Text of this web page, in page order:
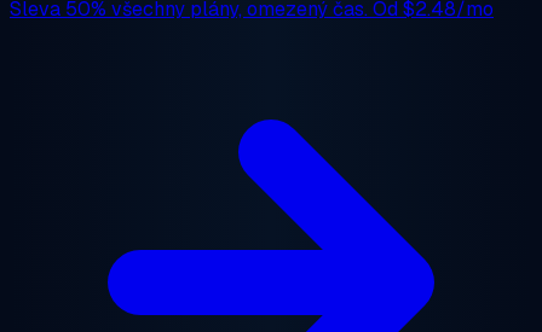
Sleva 50% všechny plány, omezený čas. Od $2.48/mo